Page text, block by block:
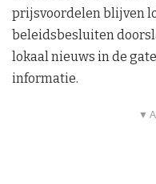
prijsvoordelen blijven
beleidsbesluiten
lokaal nieuws in de
informatie.
▼